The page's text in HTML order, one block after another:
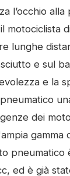
l’occhio
motociclista
lunghe
e sul
e la
dei
gamma
pneumatico
ed è già